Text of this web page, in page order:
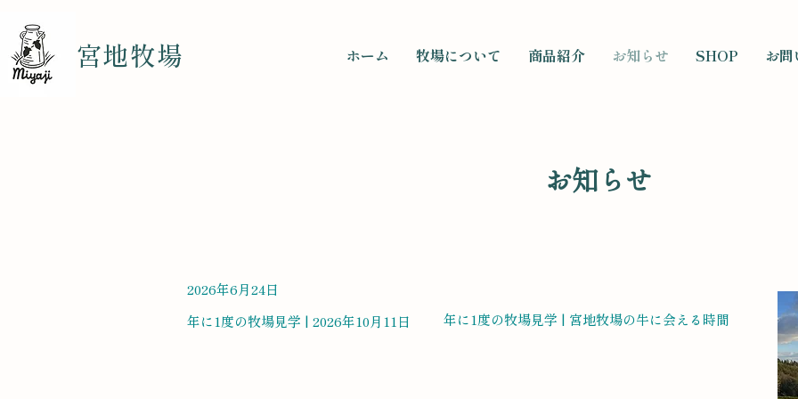
宮地牧場 ホーム 牧場について 商品紹介 お知らせ SHOP お
​お知らせ
2026年6月24日
年に1度の牧場見学 | 2026年10月11日
年に1度の牧場見学 | 宮地牧場の牛に会える時間